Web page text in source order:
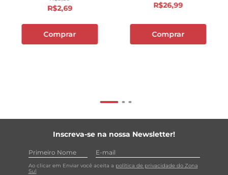
R$2,69
Comprar
R$26,99
Comprar
Inscreva-se na nossa Newsletter!
Ao clicar em Enviar você aceita a política de privacidade do Zona
Sul